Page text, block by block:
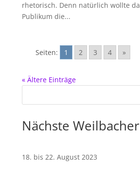
rhetorisch. Denn natürlich wollte
Publikum die...
Seiten: 1 2 3 4 »
« Ältere Einträge
Nächste
18. bis 22. August 2023